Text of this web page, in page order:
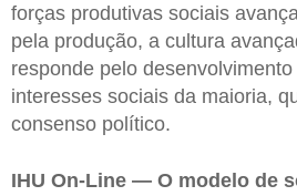
forças produtivas sociais
pela produção, a cultura
responde pelo
interesses sociais da maioria,
consenso político.
IHU On-Line — O modelo de